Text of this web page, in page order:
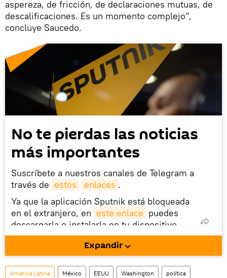
aspereza, de fricción, de declaraciones mutuas, de
descalificaciones. Es un momento complejo",
concluye Saucedo.
No te pierdas las noticias
más importantes
Suscríbete a nuestros canales de Telegram a
través de estos enlaces .
Ya que la aplicación Sputnik está bloqueada
en el extranjero, en este enlace puedes
descargarla e instalarla en tu dispositivo
móvil (¡solo para Android!).
También tenemos una cuenta en la red
social rusa VK .
Expandir
América Latina México EEUU Washington política